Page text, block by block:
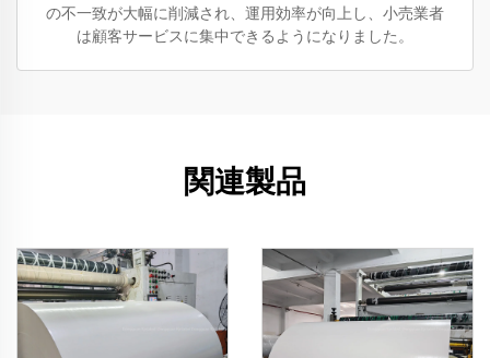
の不一致が大幅に削減され、運用効率が向上し、小売業者
は顧客サービスに集中できるようになりました。
関連製品